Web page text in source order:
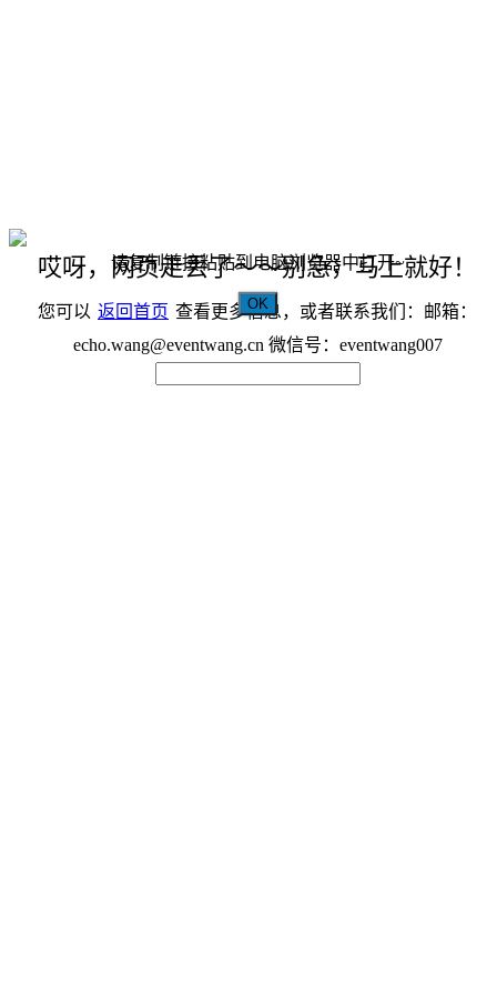
哎呀，网页走丢了～～别急，马上就好！
您可以 返回首页 查看更多信息，或者联系我们：邮箱：
echo.wang@eventwang.cn 微信号：eventwang007
请复制链接粘贴到电脑浏览器中打开~
OK